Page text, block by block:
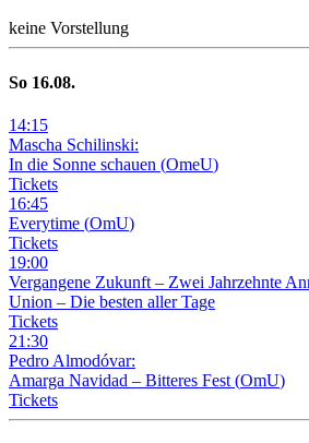
keine Vorstellung
So 16.08.
14:15
Mascha Schilinski:
In die Sonne schauen (OmeU)
Tickets
16:45
Everytime (OmU)
Tickets
19:00
Vergangene Zukunft – Zwei Jahrzehnte
Union – Die besten aller Tage
Tickets
21 :30
Pedro Almodóvar:
Amarga Navidad – Bitteres Fest (OmU)
Tickets